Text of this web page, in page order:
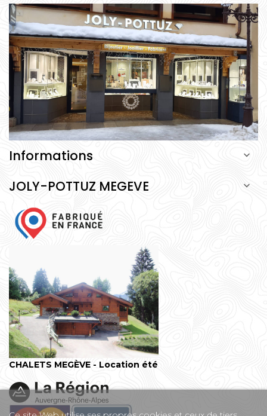
Informations 
JOLY-POTTUZ MEGEVE 
CHALETS MEGÈVE - Location été